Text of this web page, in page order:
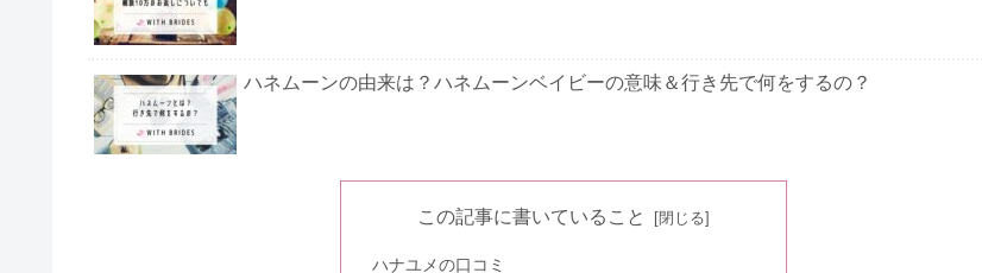
ハネムーンの由来は？ハネムーンベイビーの意味＆行き先で何をするの？
この記事に書いていること
ハナユメの口コミ